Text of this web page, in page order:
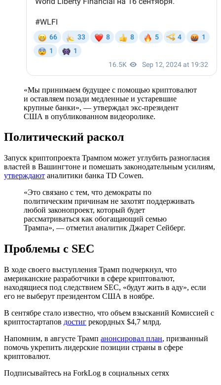
«Мы принимаем будущее с помощью криптовалют
и оставляем позади медленные и устаревшие
крупные банки», — утверждал экс-президент
США в опубликованном видеоролике.
Политический раскол
Запуск криптопроекта Трампом может углубить разногласия
властей в Вашингтоне и помешать законодательным усилиям,
утверждают аналитики банка TD Cowen.
«Это связано с тем, что демократы по
политическим причинам не захотят поддерживать
любой законопроект, который будет
рассматриваться как обогащающий семью
Трампа», — отметил аналитик Джарет Сейберг.
Проблемы с SEC
В ходе своего выступления Трамп подчеркнул, что
американские разработчики в сфере криптовалют,
находящиеся под следствием SEC, «будут жить в аду», если
его не выберут президентом США в ноябре.
В сентябре стало известно, что объем взысканий Комиссией с
криптостартапов достиг рекордных $4,7 млрд.
Напомним, в августе Трамп анонсировал план, призванный
помочь укрепить лидерские позиции страны в сфере
криптовалют.
Подписывайтесь на ForkLog в социальных сетях